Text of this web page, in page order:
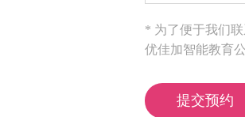
* 为了便于我们
优佳加智能教育